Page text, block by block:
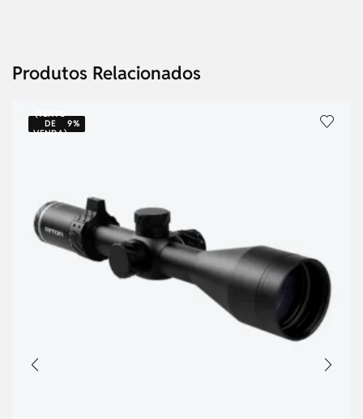
Produtos Relacionados
(TEXTO
DE
VENDA)
9%